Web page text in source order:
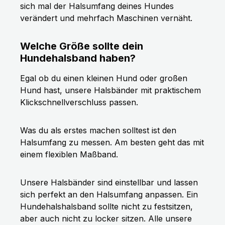
sich mal der Halsumfang deines Hundes
verändert und mehrfach Maschinen vernäht.
Welche Größe sollte dein
Hundehalsband haben?
Egal ob du einen kleinen Hund oder großen
Hund hast, unsere Halsbänder mit praktischem
Klickschnellverschluss passen.
Was du als erstes machen solltest ist den
Halsumfang zu messen. Am besten geht das mit
einem flexiblen Maßband.
Unsere Halsbänder sind einstellbar und lassen
sich perfekt an den Halsumfang anpassen. Ein
Hundehalshalsband sollte nicht zu festsitzen,
aber auch nicht zu locker sitzen. Alle unsere